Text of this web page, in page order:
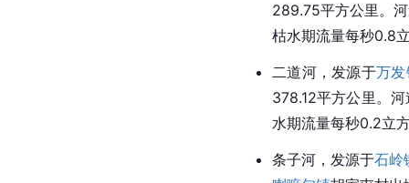
289.75平方公里。
枯水期流量每秒0.8
二道河，发源于万
378.12平方公里。
水期流量每秒0.2立
条子河，发源于石岭